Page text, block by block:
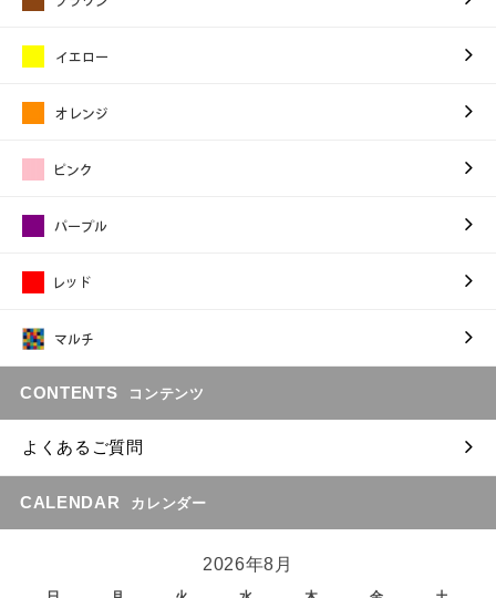
CONTENTS コンテンツ
よくあるご質問
CALENDAR カレンダー
2026年8月